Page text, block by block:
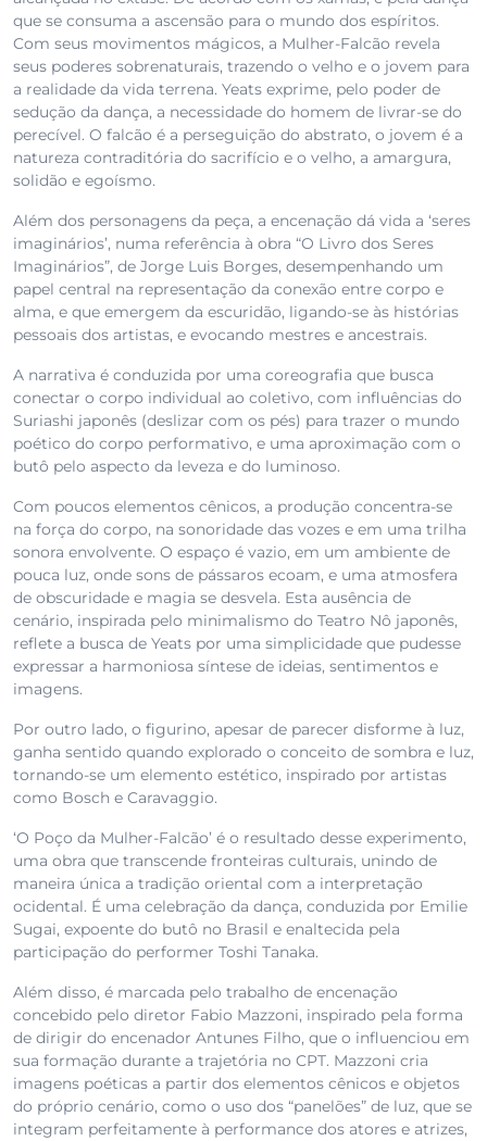
que se consuma a ascensão para o mundo dos espíritos.
Com seus movimentos mágicos, a Mulher-Falcão revela
seus poderes sobrenaturais, trazendo o velho e o jovem para
a realidade da vida terrena. Yeats exprime, pelo poder de
sedução da dança, a necessidade do homem de livrar-se do
perecível. O falcão é a perseguição do abstrato, o jovem é a
natureza contraditória do sacrifício e o velho, a amargura,
solidão e egoísmo.
Além dos personagens da peça, a encenação dá vida a ‘seres
imaginários’, numa referência à obra “O Livro dos Seres
Imaginários”, de Jorge Luis Borges, desempenhando um
papel central na representação da conexão entre corpo e
alma, e que emergem da escuridão, ligando-se às histórias
pessoais dos artistas, e evocando mestres e ancestrais.
A narrativa é conduzida por uma coreografia que busca
conectar o corpo individual ao coletivo, com influências do
Suriashi japonês (deslizar com os pés) para trazer o mundo
poético do corpo performativo, e uma aproximação com o
butô pelo aspecto da leveza e do luminoso.
Com poucos elementos cênicos, a produção concentra-se
na força do corpo, na sonoridade das vozes e em uma trilha
sonora envolvente. O espaço é vazio, em um ambiente de
pouca luz, onde sons de pássaros ecoam, e uma atmosfera
de obscuridade e magia se desvela. Esta ausência de
cenário, inspirada pelo minimalismo do Teatro Nô japonês,
reflete a busca de Yeats por uma simplicidade que pudesse
expressar a harmoniosa síntese de ideias, sentimentos e
imagens.
Por outro lado, o figurino, apesar de parecer disforme à luz,
ganha sentido quando explorado o conceito de sombra e luz,
tornando-se um elemento estético, inspirado por artistas
como Bosch e Caravaggio.
‘O Poço da Mulher-Falcão’ é o resultado desse experimento,
uma obra que transcende fronteiras culturais, unindo de
maneira única a tradição oriental com a interpretação
ocidental. É uma celebração da dança, conduzida por Emilie
Sugai, expoente do butô no Brasil e enaltecida pela
participação do performer Toshi Tanaka.
Além disso, é marcada pelo trabalho de encenação
concebido pelo diretor Fabio Mazzoni, inspirado pela forma
de dirigir do encenador Antunes Filho, que o influenciou em
sua formação durante a trajetória no CPT. Mazzoni cria
imagens poéticas a partir dos elementos cênicos e objetos
do próprio cenário, como o uso dos “panelões” de luz, que se
integram perfeitamente à performance dos atores e atrizes,